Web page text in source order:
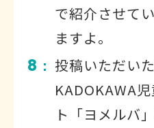
で紹介させて
ますよ。
8 ： 投稿いただい
KADOKAWA
ト「ヨメルバ